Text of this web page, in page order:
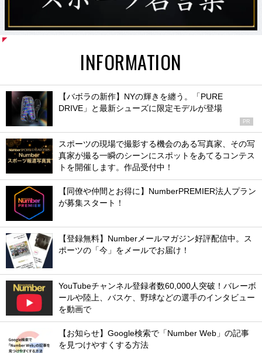
INFORMATION
【バボラの新作】NYの輝きを纏う。「PURE
DRIVE」と最新シューズに限定モデルが登場
PR
スポーツの現場で撮影する機会のある写真家、その写
真家が撮る一瞬のシーンにスポットをあてるコンテス
トを開催します。作品受付中！
【同僚や仲間とお得に】NumberPREMIER法人プラン
が募集スタート！
【登録無料】Numberメールマガジン好評配信中。ス
ポーツの「今」をメールでお届け！
YouTubeチャンネル登録者数60,000人突破！バレーボ
ールや陸上、バスケ、野球などの選手のインタビュー
を動画で
【お知らせ】Google検索で「Number Web」の記事
を見つけやすくする方法